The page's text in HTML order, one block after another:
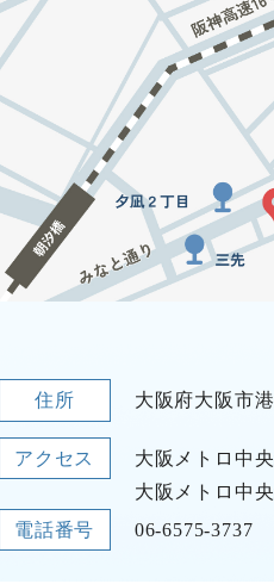
住所 大阪府大阪市
アクセス
大阪メトロ中
大阪メトロ中
電話番号
06-6575-3737